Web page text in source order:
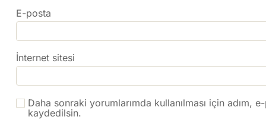
E-posta
İnternet sitesi
Daha sonraki yorumlarımda kullanılması için adım,
kaydedilsin.